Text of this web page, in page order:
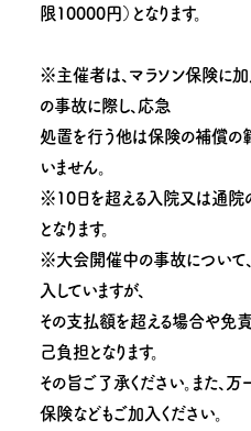
限10000円）となります。
※主催者は、マラソン保険に加
の事故に際し、応急
処置を行う他は保険の補償の
いません。
※10日を超える入院又は通
となります。
※大会開催中の事故について
入していますが、
その支払額を超える場合や免
己負担となります。
その旨ご了承ください。また、
保険などもご加入ください。